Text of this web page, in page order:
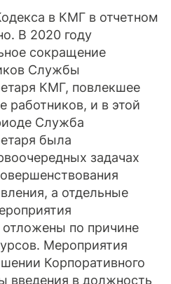
в КМГ в отчетном
В 2020 году
сокращение
Службы
КМГ, повлекшее
работников, и в этой
Служба
была
задачах
а отдельные
по причине
Мероприятия
Корпоративного
введения в должность